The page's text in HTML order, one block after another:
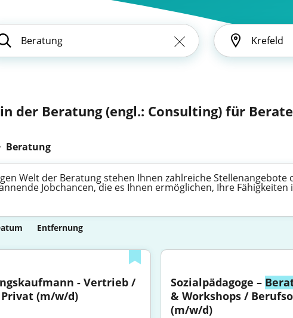
in der Beratung (engl.: Consulting) für
Beratung
Welt der Beratung stehen Ihnen zahlreiche
Jobchancen, die es Ihnen ermöglichen, Ihre
Entfernung
Versicherungskaufmann - Vertrieb /
(m/w/d)
Sozialpädagoge –
& Workshops /
(m/w/d)